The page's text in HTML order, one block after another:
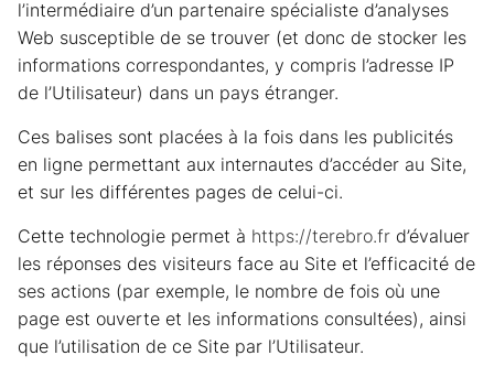
l’intermédiaire d’un partenaire spécialiste d’analyses
Web susceptible de se trouver (et donc de stocker les
informations correspondantes, y compris l’adresse IP
de l’Utilisateur) dans un pays étranger.
Ces balises sont placées à la fois dans les publicités
en ligne permettant aux internautes d’accéder au Site,
et sur les différentes pages de celui-ci.
Cette technologie permet à https://terebro.fr d’évaluer
les réponses des visiteurs face au Site et l’efficacité de
ses actions (par exemple, le nombre de fois où une
page est ouverte et les informations consultées), ainsi
que l’utilisation de ce Site par l’Utilisateur.